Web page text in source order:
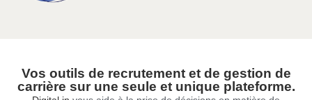
Vos outils de recrutement et de gestion de
carrière sur une seule et unique plateforme.